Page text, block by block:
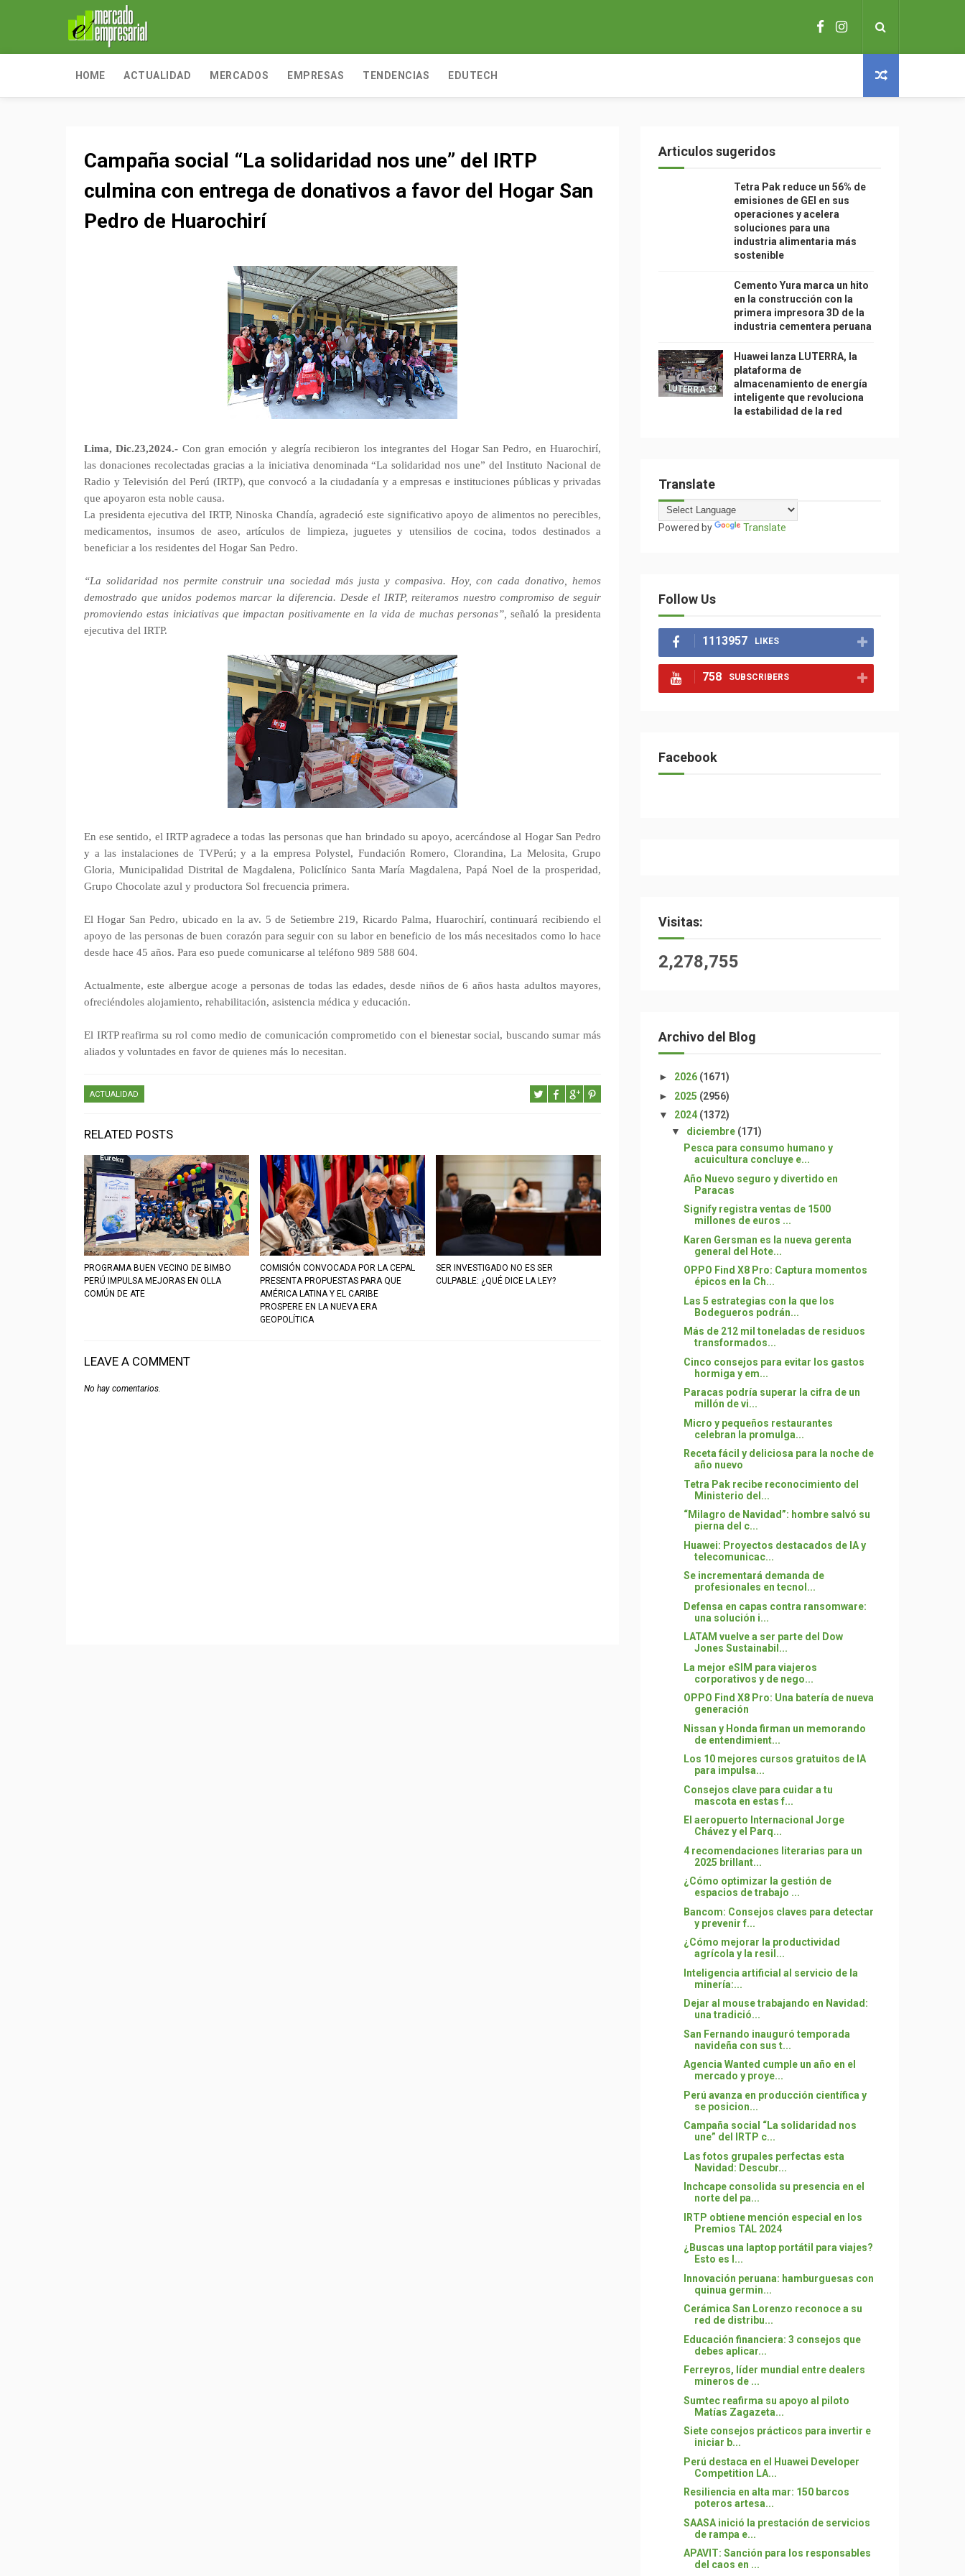
HOME ACTUALIDAD MERCADOS EMPRESAS TENDENCIAS EDUTECH
Campaña social “La solidaridad nos une” del IRTP
culmina con entrega de donativos a favor del Hogar San
Pedro de Huarochirí
Lima, Dic.23,2024.- Con gran emoción y alegría recibieron los integrantes del Hogar San Pedro, en Huarochirí,
las donaciones recolectadas gracias a la iniciativa denominada “La solidaridad nos une” del Instituto Nacional de
Radio y Televisión del Perú (IRTP), que convocó a la ciudadanía y a empresas e instituciones públicas y privadas
que apoyaron esta noble causa.
La presidenta ejecutiva del IRTP, Ninoska Chandía, agradeció este significativo apoyo de alimentos no perecibles,
medicamentos, insumos de aseo, artículos de limpieza, juguetes y utensilios de cocina, todos destinados a
beneficiar a los residentes del Hogar San Pedro.
“La solidaridad nos permite construir una sociedad más justa y compasiva. Hoy, con cada donativo, hemos
demostrado que unidos podemos marcar la diferencia. Desde el IRTP, reiteramos nuestro compromiso de seguir
promoviendo estas iniciativas que impactan positivamente en la vida de muchas personas”, señaló la presidenta
ejecutiva del IRTP.
En ese sentido, el IRTP agradece a todas las personas que han brindado su apoyo, acercándose al Hogar San Pedro
y a las instalaciones de TVPerú; y a la empresa Polystel, Fundación Romero, Clorandina, La Melosita, Grupo
Gloria, Municipalidad Distrital de Magdalena, Policlínico Santa María Magdalena, Papá Noel de la prosperidad,
Grupo Chocolate azul y productora Sol frecuencia primera.
El Hogar San Pedro, ubicado en la av. 5 de Setiembre 219, Ricardo Palma, Huarochirí, continuará recibiendo el
apoyo de las personas de buen corazón para seguir con su labor en beneficio de los más necesitados como lo hace
desde hace 45 años. Para eso puede comunicarse al teléfono 989 588 604.
Actualmente, este albergue acoge a personas de todas las edades, desde niños de 6 años hasta adultos mayores,
ofreciéndoles alojamiento, rehabilitación, asistencia médica y educación.
El IRTP reafirma su rol como medio de comunicación comprometido con el bienestar social, buscando sumar más
aliados y voluntades en favor de quienes más lo necesitan.
ACTUALIDAD
RELATED POSTS
PROGRAMA BUEN VECINO DE BIMBO
PERÚ IMPULSA MEJORAS EN OLLA
COMÚN DE ATE
COMISIÓN CONVOCADA POR LA CEPAL
PRESENTA PROPUESTAS PARA QUE
AMÉRICA LATINA Y EL CARIBE
PROSPERE EN LA NUEVA ERA
GEOPOLÍTICA
SER INVESTIGADO NO ES SER
CULPABLE: ¿QUÉ DICE LA LEY?
LEAVE A COMMENT
No hay comentarios.
Articulos sugeridos
Tetra Pak reduce un 56% de
emisiones de GEI en sus
operaciones y acelera
soluciones para una
industria alimentaria más
sostenible
Cemento Yura marca un hito
en la construcción con la
primera impresora 3D de la
industria cementera peruana
Huawei lanza LUTERRA, la
plataforma de
almacenamiento de energía
inteligente que revoluciona
la estabilidad de la red
Translate
Powered by Translate
Follow Us
1113957 LIKES
758 SUBSCRIBERS
Facebook
Visitas:
2,278,755
Archivo del Blog
► 2026 (1671)
► 2025 (2956)
▼ 2024 (1372)
▼ diciembre (171)
Pesca para consumo humano y
acuicultura concluye e...
Año Nuevo seguro y divertido en
Paracas
Signify registra ventas de 1500
millones de euros ...
Karen Gersman es la nueva gerenta
general del Hote...
OPPO Find X8 Pro: Captura momentos
épicos en la Ch...
Las 5 estrategias con la que los
Bodegueros podrán...
Más de 212 mil toneladas de residuos
transformados...
Cinco consejos para evitar los gastos
hormiga y em...
Paracas podría superar la cifra de un
millón de vi...
Micro y pequeños restaurantes
celebran la promulga...
Receta fácil y deliciosa para la noche de
año nuevo
Tetra Pak recibe reconocimiento del
Ministerio del...
“Milagro de Navidad”: hombre salvó su
pierna del c...
Huawei: Proyectos destacados de IA y
telecomunicac...
Se incrementará demanda de
profesionales en tecnol...
Defensa en capas contra ransomware:
una solución i...
LATAM vuelve a ser parte del Dow
Jones Sustainabil...
La mejor eSIM para viajeros
corporativos y de nego...
OPPO Find X8 Pro: Una batería de nueva
generación
Nissan y Honda firman un memorando
de entendimient...
Los 10 mejores cursos gratuitos de IA
para impulsa...
Consejos clave para cuidar a tu
mascota en estas f...
El aeropuerto Internacional Jorge
Chávez y el Parq...
4 recomendaciones literarias para un
2025 brillant...
¿Cómo optimizar la gestión de
espacios de trabajo ...
Bancom: Consejos claves para detectar
y prevenir f...
¿Cómo mejorar la productividad
agrícola y la resil...
Inteligencia artificial al servicio de la
minería:...
Dejar al mouse trabajando en Navidad:
una tradició...
San Fernando inauguró temporada
navideña con sus t...
Agencia Wanted cumple un año en el
mercado y proye...
Perú avanza en producción científica y
se posicion...
Campaña social “La solidaridad nos
une” del IRTP c...
Las fotos grupales perfectas esta
Navidad: Descubr...
Inchcape consolida su presencia en el
norte del pa...
IRTP obtiene mención especial en los
Premios TAL 2024
¿Buscas una laptop portátil para viajes?
Esto es l...
Innovación peruana: hamburguesas con
quinua germin...
Cerámica San Lorenzo reconoce a su
red de distribu...
Educación financiera: 3 consejos que
debes aplicar...
Ferreyros, líder mundial entre dealers
mineros de ...
Sumtec reafirma su apoyo al piloto
Matías Zagazeta...
Siete consejos prácticos para invertir e
iniciar b...
Perú destaca en el Huawei Developer
Competition LA...
Resiliencia en alta mar: 150 barcos
poteros artesa...
SAASA inició la prestación de servicios
de rampa e...
APAVIT: Sanción para los responsables
del caos en ...